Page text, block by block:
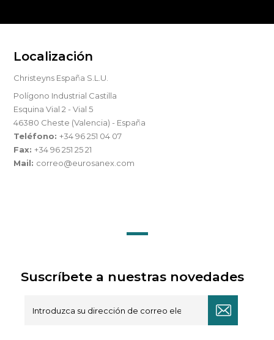
Localización
Christeyns España S.L.U.
Polígono Industrial Castilla
Esquina Vial 2 - Vial 5
46380 Cheste (Valencia) - España
Teléfono:+34 96 251 04 07
Fax:+34 96 251 25 21
Mail: correo@eurosanex.com
Suscríbete a nuestras novedades